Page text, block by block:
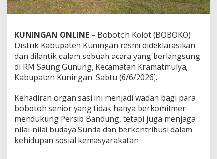
KUNINGAN ONLINE – Bobotoh Kolot (BOBOKO)
Distrik Kabupaten Kuningan resmi dideklarasikan
dan dilantik dalam sebuah acara yang berlangsung
di RM Saung Gunung, Kecamatan Kramatmulya,
Kabupaten Kuningan, Sabtu (6/6/2026).
Kehadiran organisasi ini menjadi wadah bagi para
bobotoh senior yang tidak hanya berkomitmen
mendukung Persib Bandung, tetapi juga menjaga
nilai-nilai budaya Sunda dan berkontribusi dalam
kehidupan sosial kemasyarakatan.